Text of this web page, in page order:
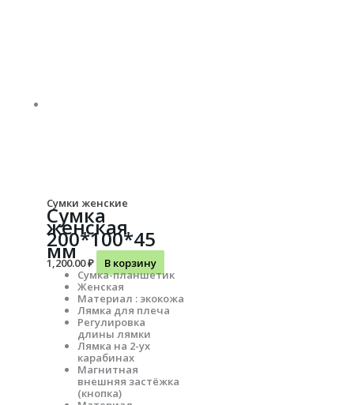
Сумки женские
Сумка
женская
200*100*45
мм
1,200.00₽
В корзину
Сумка-планшетик
Женская
Материал : экокожа
Лямка для плеча
Регулировка
длины лямки
Лямка на 2-ух
карабинах
Магнитная
внешняя застёжка
(кнопка)